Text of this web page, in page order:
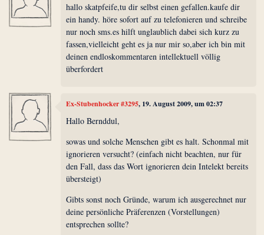
hallo skatpfeife,tu dir selbst einen gefallen.kaufe dir
ein handy. höre sofort auf zu telefonieren und schreibe
nur noch sms.es hilft unglaublich dabei sich kurz zu
fassen,vielleicht geht es ja nur mir so,aber ich bin mit
deinen endloskommentaren intellektuell völlig
überfordert
Ex-Stubenhocker #3295, 19. August 2009, um 02:37
Hallo Bernddul,
sowas und solche Menschen gibt es halt. Schonmal mit
ignorieren versucht? (einfach nicht beachten, nur für
den Fall, dass das Wort ignorieren dein Intelekt bereits
übersteigt)
Gibts sonst noch Gründe, warum ich ausgerechnet nur
deine persönliche Präferenzen (Vorstellungen)
entsprechen sollte?